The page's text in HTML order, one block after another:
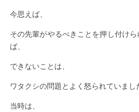
今思えば、
その先輩がやるべきことを押し付け
ば、
できないことは、
ワタクシの問題とよく怒られていまし
当時は、